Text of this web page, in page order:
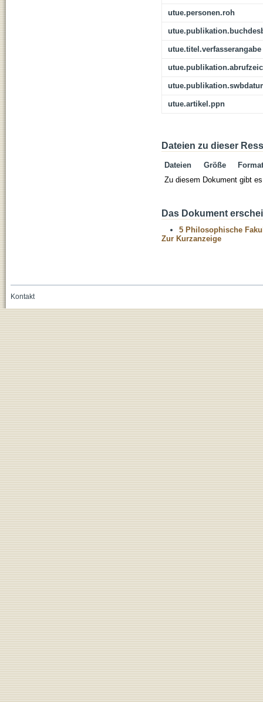
utue.personen.roh
utue.titel.verfasserangabe
utue.artikel.ppn
Dateien zu dieser
Dateien Größe
Format
Zu diesem Dokument gibt
Das Dokument
5 Philosophische
Zur Kurzanzeige
Kontakt